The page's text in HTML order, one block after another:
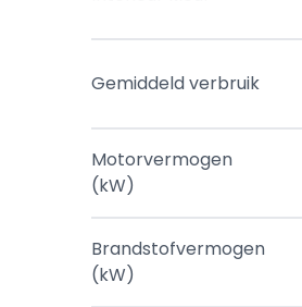
Gemiddeld verbruik
Motorvermogen
(kW)
Brandstofvermogen
(kW)